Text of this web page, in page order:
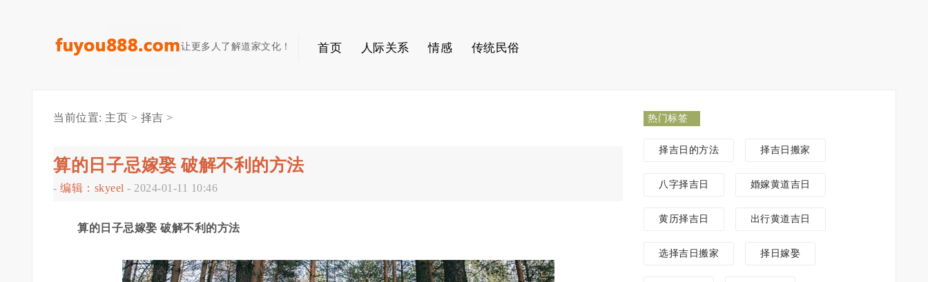
让更多人了解道家文化！ 首页 人际关系 情感 传统民俗
当前位置: 主页 > 择吉 >
算的日子忌嫁娶 破解不利的方法
- 编辑：skyeel - 2024-01-11 10:46
算的日子忌嫁娶 破解不利的方法
热门标签
择吉日的方法 择吉日搬家
八字择吉日 婚嫁黄道吉日
黄历择吉日 出行黄道吉日
选择吉日搬家 择日嫁娶